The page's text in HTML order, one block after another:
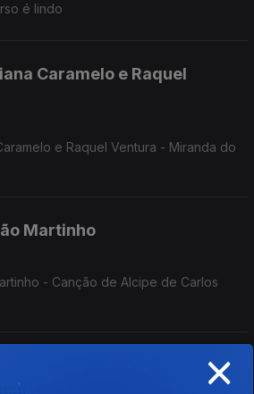
é lindo
Caramelo e Raquel
e Raquel Ventura - Miranda do
Martinho
- Canção de Alcipe de Carlos
×